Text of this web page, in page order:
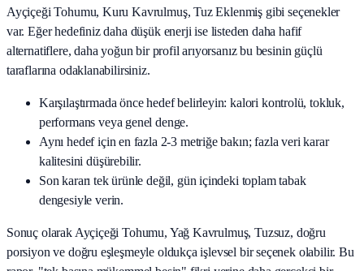
Ayçiçeği Tohumu, Kuru Kavrulmuş, Tuz Eklenmiş gibi seçenekler
var. Eğer hedefiniz daha düşük enerji ise listeden daha hafif
alternatiflere, daha yoğun bir profil arıyorsanız bu besinin güçlü
taraflarına odaklanabilirsiniz.
Karşılaştırmada önce hedef belirleyin: kalori kontrolü, tokluk,
performans veya genel denge.
Aynı hedef için en fazla 2-3 metriğe bakın; fazla veri karar
kalitesini düşürebilir.
Son kararı tek ürünle değil, gün içindeki toplam tabak
dengesiyle verin.
Sonuç olarak Ayçiçeği Tohumu, Yağ Kavrulmuş, Tuzsuz, doğru
porsiyon ve doğru eşleşmeyle oldukça işlevsel bir seçenek olabilir. Bu